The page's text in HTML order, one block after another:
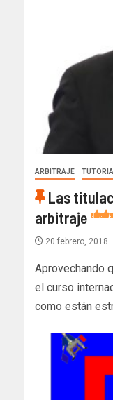
ARBITRAJE
Las
arbitraje
20 febrero, 2018
Aprovechando
el curso
como están